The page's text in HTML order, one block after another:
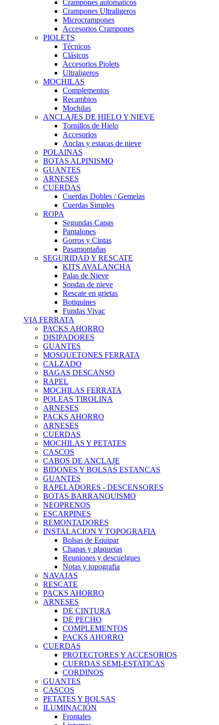
Crampones automaticos
Crampones Ultraligeros
Microcrampones
Accesorios Crampones
PIOLETS
Técnicos
Clásicos
Accesorios Piolets
Ultraligeros
MOCHILAS
Complementos
Recambios
Mochilas
ANCLAJES DE HIELO Y NIEVE
Tornillos de Hielo
Accesorios
Anclas y estacas de nieve
POLAINAS
BOTAS ALPINISMO
GUANTES
ARNESES
CUERDAS
Cuerdas Dobles / Gemelas
Cuerdas Simples
ROPA
Segundas Capas
Pantalones
Gorros y Cintas
Pasamontañas
SEGURIDAD Y RESCATE
KITS AVALANCHA
Palas de Nieve
Sondas de nieve
Rescate en grietas
Botiquines
Fundas Vivac
VIA FERRATA
PACKS AHORRO
DISIPADORES
GUANTES
MOSQUETONES FERRATA
CALZADO
BAGAS DESCANSO
RAPEL
MOCHILAS FERRATA
POLEAS TIROLINA
ARNESES
PACKS AHORRO
ARNESES
CUERDAS
MOCHILAS Y PETATES
CASCOS
CABOS DE ANCLAJE
BIDONES Y BOLSAS ESTANCAS
GUANTES
RAPELADORES - DESCENSORES
BOTAS BARRANQUISMO
NEOPRENOS
ESCARPINES
REMONTADORES
INSTALACION Y TOPOGRAFIA
Bolsas de Equipar
Chapas y plaquetas
Reuniones y descuelgues
Notas y topografia
NAVAJAS
RESCATE
PACKS AHORRO
ARNESES
DE CINTURA
DE PECHO
COMPLEMENTOS
PACKS AHORRO
CUERDAS
PROTECTORES Y ACCESORIOS
CUERDAS SEMI-ESTATICAS
CORDINOS
GUANTES
CASCOS
PETATES Y BOLSAS
ILUMINACIÓN
Frontales